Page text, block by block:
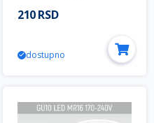
210 RSD
dostupno